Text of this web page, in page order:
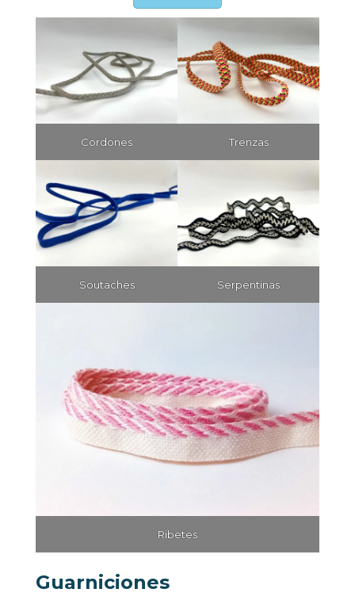
Cordones Trenzas
Soutaches Serpentinas
Ribetes
Guarniciones